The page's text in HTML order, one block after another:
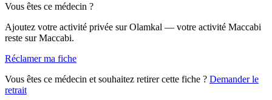
Vous êtes ce médecin ?
Ajoutez votre activité privée sur Olamkal — votre activité Maccabi
reste sur Maccabi.
Réclamer ma fiche
Vous êtes ce médecin et souhaitez retirer cette fiche ? Demander le
retrait